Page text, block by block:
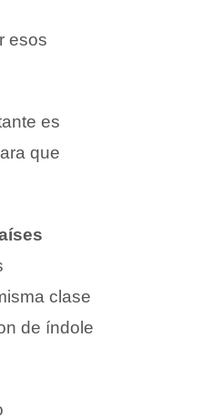
esos
es
que
clase
de índole